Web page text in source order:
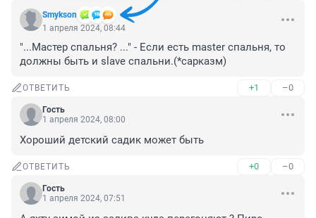
Smykson
1 апреля 2024, 08:44
"...Мастер спальня? ..." - Если есть master спальня, то
должны быть и slave спальни.(*сарказм)
ОТВЕТИТЬ +1 –0
Гость
1 апреля 2024, 08:00
Хороший детский садик может быть
ОТВЕТИТЬ +0 –0
Гость
1 апреля 2024, 07:51